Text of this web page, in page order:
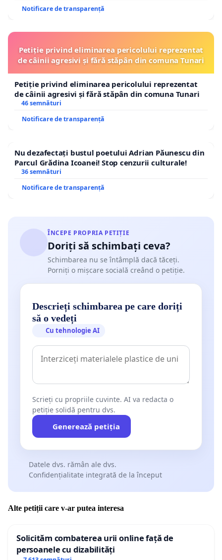
Notificare de transparență
Petiție privind eliminarea pericolului reprezentat
de câinii agresivi și fără stăpân din comuna Tunari
Petiție privind eliminarea pericolului reprezentat
de câinii agresivi și fără stăpân din comuna Tunari
46 semnături
Notificare de transparență
Nu dezafectați bustul poetului Adrian Păunescu din
Parcul Grădina Icoanei! Stop cenzurii culturale!
36 semnături
Notificare de transparență
ÎNCEPE PROPRIA PETIȚIE
Doriți să schimbați ceva?
Schimbarea nu se întâmplă dacă tăceți.
Porniți o mișcare socială creând o petiție.
Descrieți schimbarea pe care doriți
să o vedeți
Cu tehnologie AI
Scrieți cu propriile cuvinte. AI va redacta o
petiție solidă pentru dvs.
Generează petiția
Datele dvs. rămân ale dvs.
Confidențialitate integrată de la început
Alte petiții care v-ar putea interesa
Solicităm combaterea urii online față de
persoanele cu dizabilități